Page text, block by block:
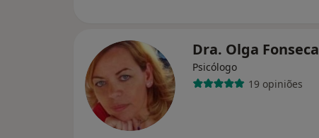
Dra. Olga Fonseca
Psicólogo
19 opiniões